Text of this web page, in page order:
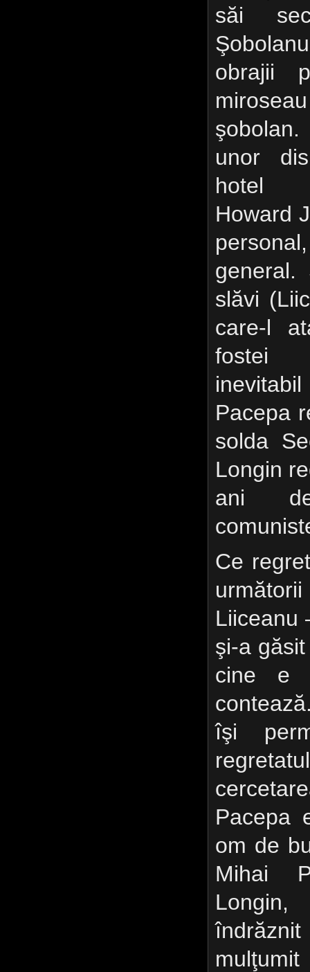
săi
obrajii
unor
hotel
Howard
slăvi
care-l
fostei
Pacepa
solda
Longin
ani
Ce
Liiceanu
şi-a
cine e
îşi
Pacepa
om de
Mihai